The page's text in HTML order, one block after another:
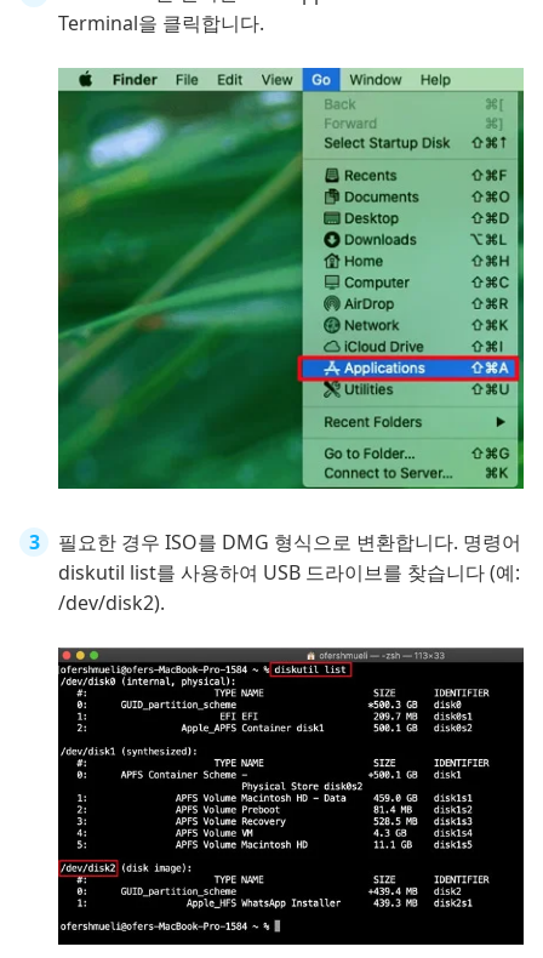
Terminal을 클릭합니다.
필요한 경우 ISO를 DMG 형식으로 변환합니다. 명령어
diskutil list를 사용하여 USB 드라이브를 찾습니다 (예:
/dev/disk2).